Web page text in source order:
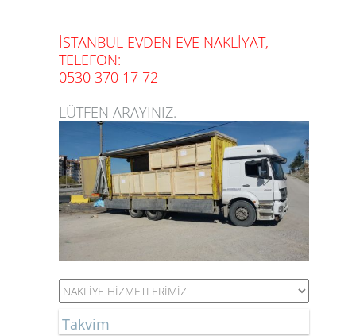
İSTANBUL EVDEN EVE NAKLİYAT,
TELEFON:
0530 370 17 72
LÜTFEN ARAYINIZ.
Takvim